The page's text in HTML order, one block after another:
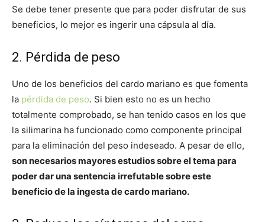
Se debe tener presente que para poder disfrutar de sus
beneficios, lo mejor es ingerir una cápsula al día.
2. Pérdida de peso
Uno de los beneficios del cardo mariano es que fomenta
la pérdida de peso. Si bien esto no es un hecho
totalmente comprobado, se han tenido casos en los que
la silimarina ha funcionado como componente principal
para la eliminación del peso indeseado. A pesar de ello,
son necesarios mayores estudios sobre el tema para
poder dar una sentencia irrefutable sobre este
beneficio de la ingesta de cardo mariano.